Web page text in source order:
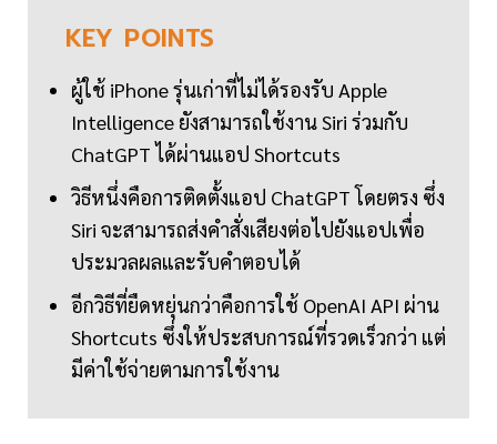
KEY POINTS
ผู้ใช้ iPhone รุ่นเก่าที่ไม่ได้รองรับ Apple
Intelligence ยังสามารถใช้งาน Siri ร่วมกับ
ChatGPT ได้ผ่านแอป Shortcuts
วิธีหนึ่งคือการติดตั้งแอป ChatGPT โดยตรง ซึ่ง
Siri จะสามารถส่งคำสั่งเสียงต่อไปยังแอปเพื่อ
ประมวลผลและรับคำตอบได้
อีกวิธีที่ยืดหยุ่นกว่าคือการใช้ OpenAI API ผ่าน
Shortcuts ซึ่งให้ประสบการณ์ที่รวดเร็วกว่า แต่
มีค่าใช้จ่ายตามการใช้งาน